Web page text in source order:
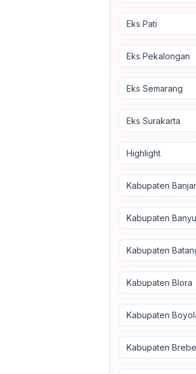
Eks Pati
Eks Pekalongan
Eks Semarang
Eks Surakarta
Highlight
Kabupaten
Kabupaten
Kabupaten
Kabupaten Blora
Kabupaten
Kabupaten